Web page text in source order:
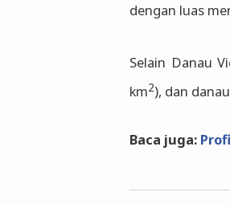
dengan luas
Selain Danau
km2), dan
Baca juga: